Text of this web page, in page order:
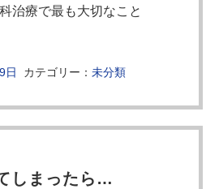
治療で最も大切なこと
日 カテゴリー： 未分類
しまったら…